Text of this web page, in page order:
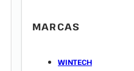
MARCAS
WINTECH